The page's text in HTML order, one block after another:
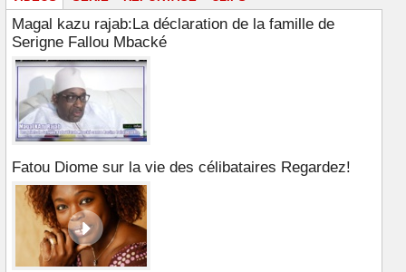
Magal kazu rajab:La déclaration de la famille de
Serigne Fallou Mbacké
Fatou Diome sur la vie des célibataires Regardez!